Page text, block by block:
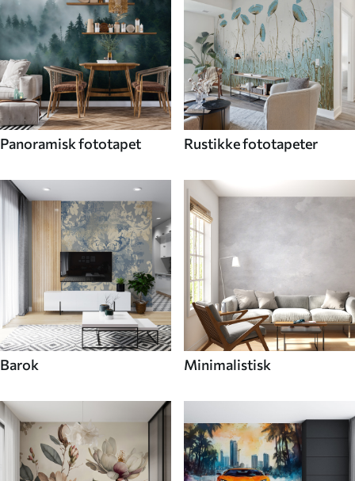
Panoramisk fototapet Rustikke fototapeter
Barok Minimalistisk